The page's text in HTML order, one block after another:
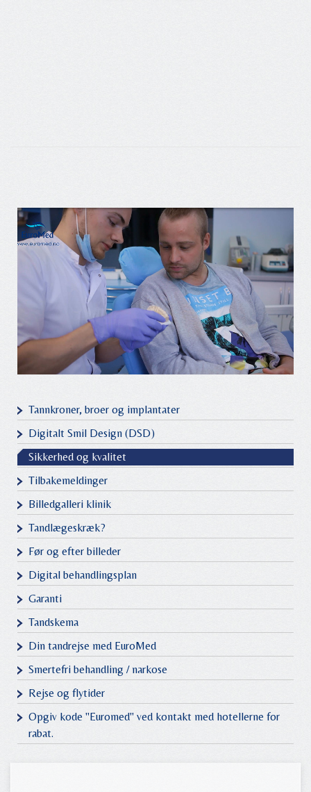
Tannkroner, broer og implantater
Digitalt Smil Design (DSD)
Sikkerhed og kvalitet
Tilbakemeldinger
Billedgalleri klinik
Tandlægeskræk?
Før og efter billeder
Digital behandlingsplan
Garanti
Tandskema
Din tandrejse med EuroMed
Smertefri behandling / narkose
Rejse og flytider
Opgiv kode "Euromed" ved kontakt med hotellerne for
rabat.